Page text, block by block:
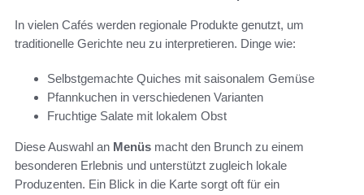
In vielen Cafés werden regionale Produkte genutzt, um
traditionelle Gerichte neu zu interpretieren. Dinge wie:
Selbstgemachte Quiches mit saisonalem Gemüse
Pfannkuchen in verschiedenen Varianten
Fruchtige Salate mit lokalem Obst
Diese Auswahl an Menüs macht den Brunch zu einem
besonderen Erlebnis und unterstützt zugleich lokale
Produzenten. Ein Blick in die Karte sorgt oft für ein